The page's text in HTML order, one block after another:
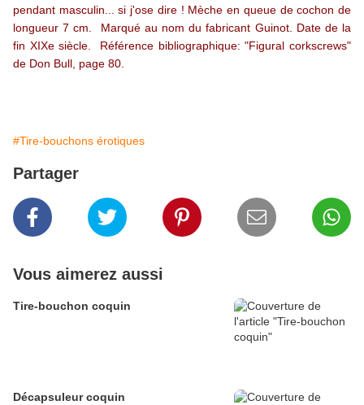
pendant masculin... si j'ose dire ! Mèche en queue de cochon de
longueur 7 cm. Marqué au nom du fabricant Guinot. Date de la
fin XIXe siècle. Référence bibliographique: "Figural corkscrews"
de Don Bull, page 80.
#Tire-bouchons érotiques
Partager
Vous aimerez aussi
Tire-bouchon coquin
Décapsuleur coquin